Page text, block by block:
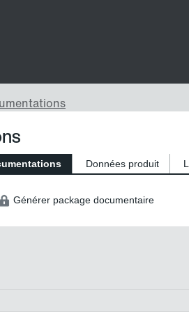
Données produit
Générer package documentaire